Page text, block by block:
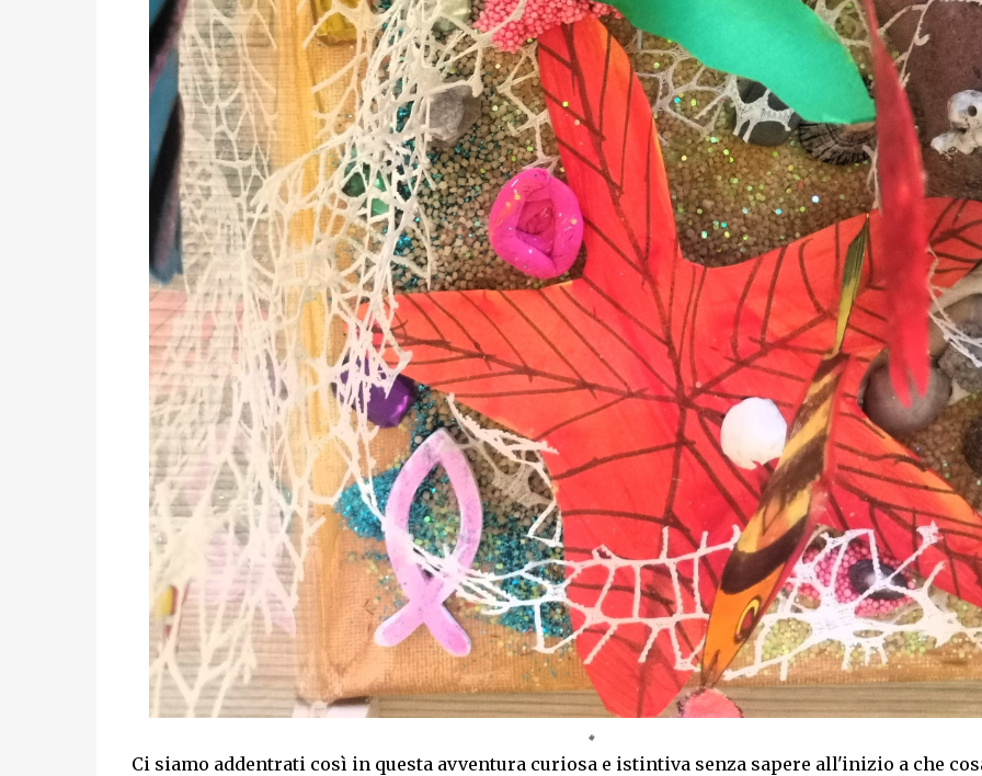
Ci siamo addentrati così in questa avventura curiosa e istintiva senza sapere all'inizio a che